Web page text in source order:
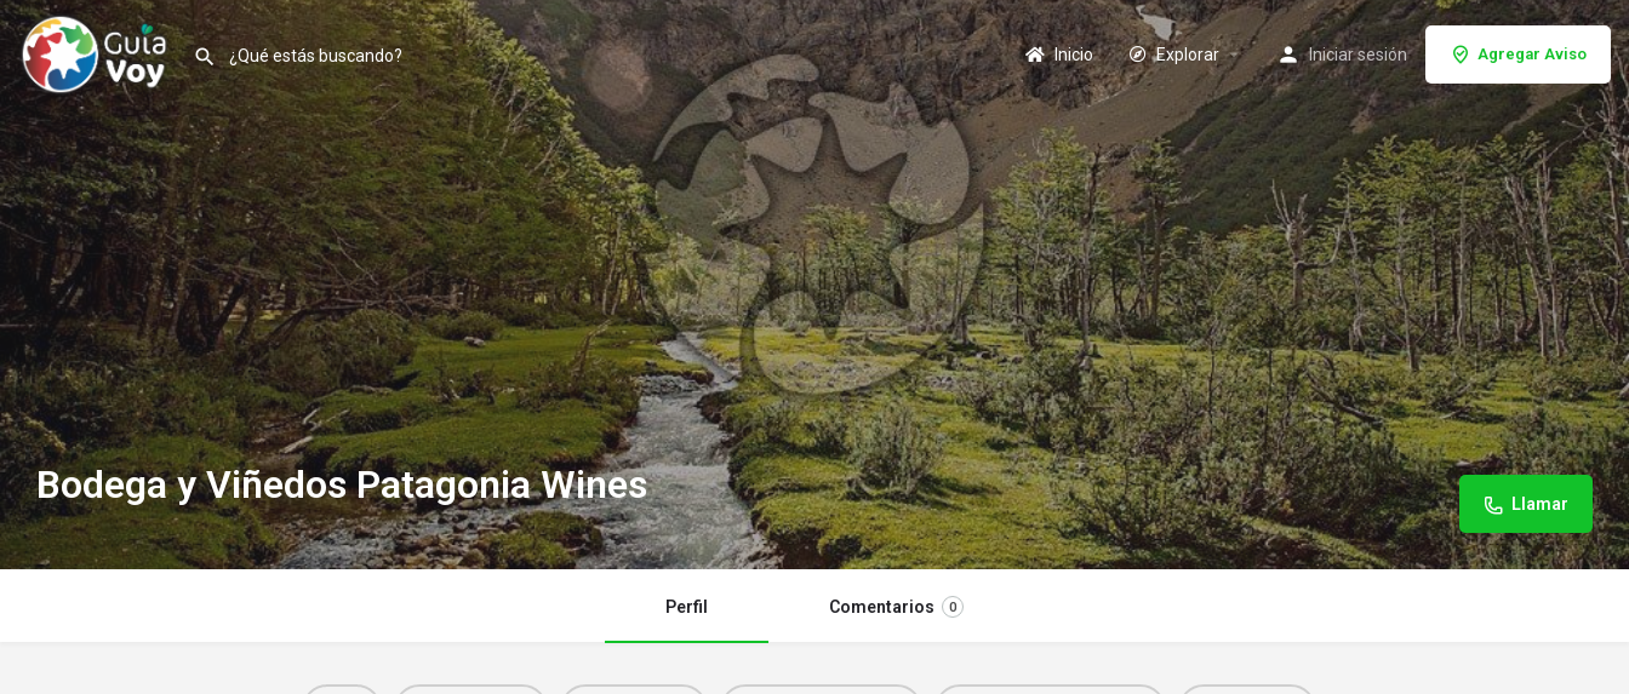
Inicio Explorar Iniciar sesión Agregar Aviso
Bodega y Viñedos Patagonia Wines Llamar
Perfil Comentarios 0